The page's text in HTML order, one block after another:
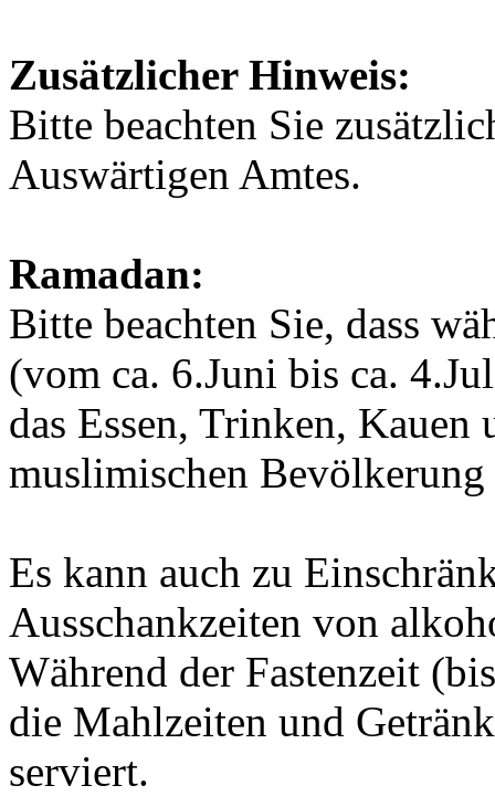
Zusätzlicher Hinweis:
Bitte beachten Sie
Auswärtigen Amtes.
Ramadan:
Bitte beachten Sie, dass
(vom ca. 6.Juni bis ca.
das Essen, Trinken, Kauen
muslimischen
Es kann auch zu
Ausschankzeiten von
Während der Fastenzeit
die Mahlzeiten und
serviert.